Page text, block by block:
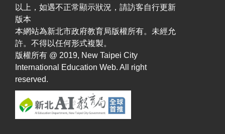
以上，如遇不正常顯示狀況，請訪客自行更新
版本
本網站為新北市政府教育局版權所有。未經允
許。不得以任何形式複製。
版權所有 @ 2019, New Taipei City
International Education Web. All right
reserved.